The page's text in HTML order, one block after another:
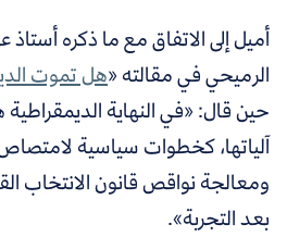
أميل إلى الاتفاق مع ما ذكره
الرميحي في مقالته «هل تموت
حين قال: «في النهاية
آلياتها، كخطوات سياسية لامتصاص
ومعالجة نواقص قانون الانتخاب
بعد التجربة».